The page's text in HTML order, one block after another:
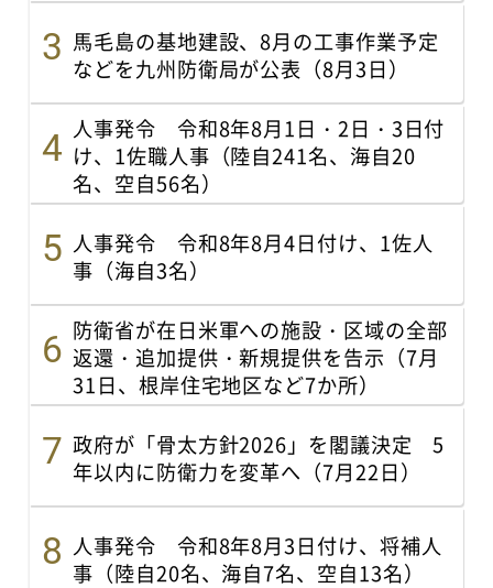
馬毛島の基地建設、8月の工事作業予定
などを九州防衛局が公表（8月3日）
人事発令 令和8年8月1日・2日・3日付
け、1佐職人事（陸自241名、海自20
名、空自56名）
人事発令 令和8年8月4日付け、1佐人
事（海自3名）
防衛省が在日米軍への施設・区域の全部
返還・追加提供・新規提供を告示（7月
31日、根岸住宅地区など7か所）
政府が「骨太方針2026」を閣議決定 5
年以内に防衛力を変革へ（7月22日）
人事発令 令和8年8月3日付け、将補人
事（陸自20名、海自7名、空自13名）